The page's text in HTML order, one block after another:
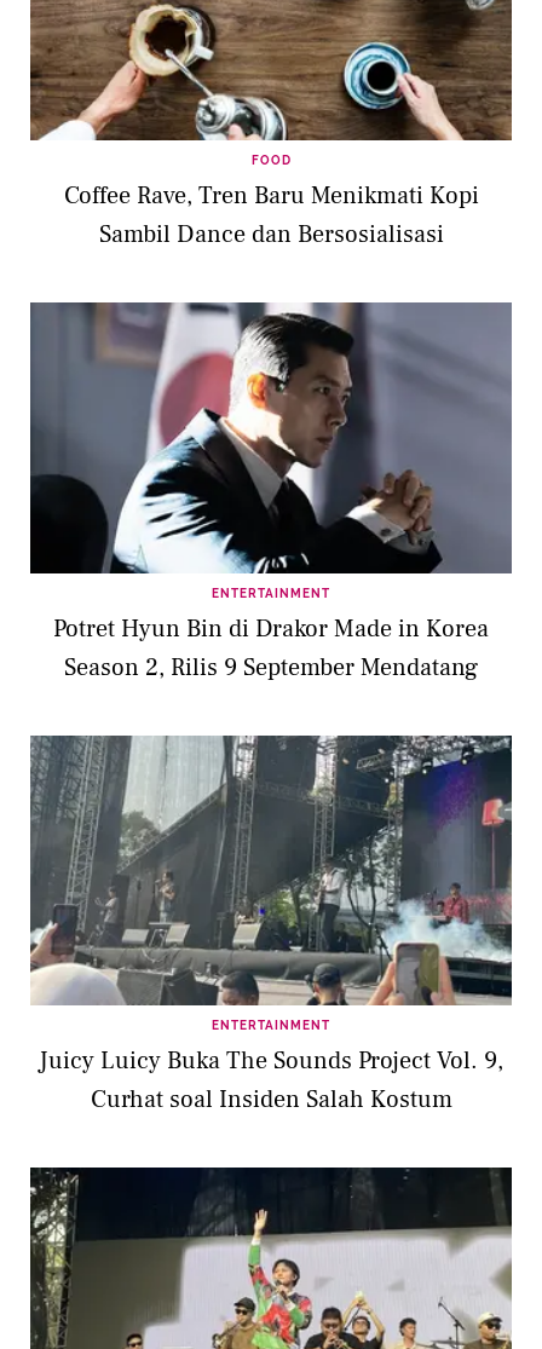
FOOD
Coffee Rave, Tren Baru Menikmati Kopi
Sambil Dance dan Bersosialisasi
ENTERTAINMENT
Potret Hyun Bin di Drakor Made in Korea
Season 2, Rilis 9 September Mendatang
ENTERTAINMENT
Juicy Luicy Buka The Sounds Project Vol. 9,
Curhat soal Insiden Salah Kostum